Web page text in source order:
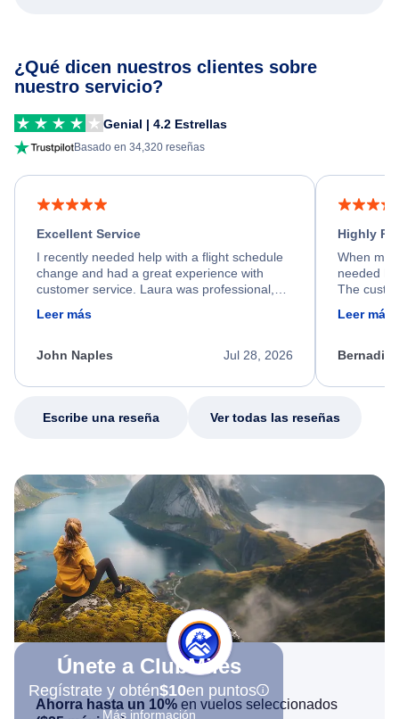
¿Qué dicen nuestros clientes sobre
nuestro servicio?
Genial | 4.2 Estrellas
Basado en 34,320 reseñas
Excellent Service
I recently needed help with a flight schedule
change and had a great experience with
customer service. Laura was professional,
friendly, and very helpful throughout the
process. She quickly found a solution and
appreciate her excellent service.
Leer más
Jul 28, 2026
John Naples
Highly
When my
needed
The
calm,
my issue.
Leer más
Escribe una reseña Ver todas las reseñas
Únete a ClubMiles
Regístrate y obtén$10en puntos
Más información
Ahorra hasta un 10% en vuelos seleccionados